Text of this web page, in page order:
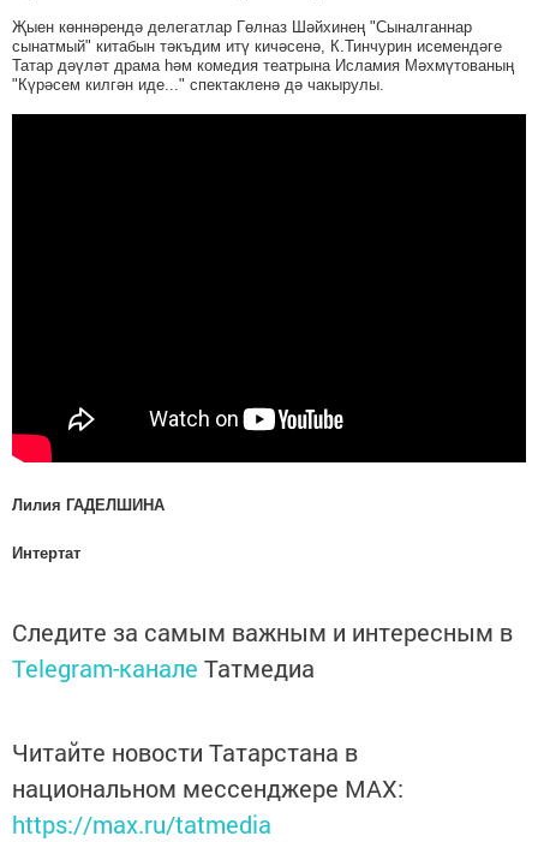
Җыен көннәрендә делегатлар Гөлназ Шәйхинең "Сыналганнар
сынатмый" китабын тәкъдим итү кичәсенә, К.Тинчурин исемендәге
Татар дәүләт драма һәм комедия театрына Исламия Мәхмүтованың
"Күрәсем килгән иде..." спектакленә дә чакырулы.
Лилия ГАДЕЛШИНА
Интертат
Следите за самым важным и интересным в
Telegram-канале Татмедиа
Читайте новости Татарстана в
национальном мессенджере MАХ:
https://max.ru/tatmedia